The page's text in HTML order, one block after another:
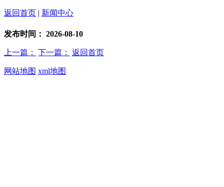
返回首页 | 新闻中心
发布时间： 2026-08-10
上一篇： 下一篇： 返回首页
网站地图 xml地图